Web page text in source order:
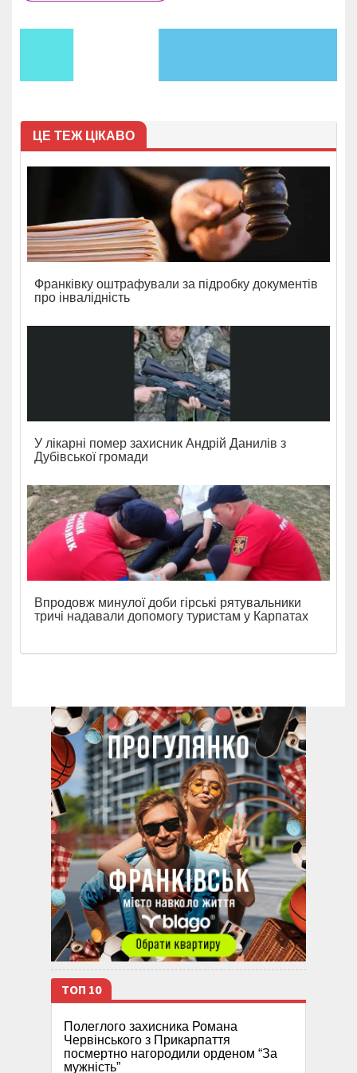
ЦЕ ТЕЖ ЦІКАВО
Франківку оштрафували за підробку документів
про інвалідність
У лікарні помер захисник Андрій Данилів з
Дубівської громади
Впродовж минулої доби гірські рятувальники
тричі надавали допомогу туристам у Карпатах
ТОП 10
Полеглого захисника Романа
Червінського з Прикарпаття
посмертно нагородили орденом “За
мужність”